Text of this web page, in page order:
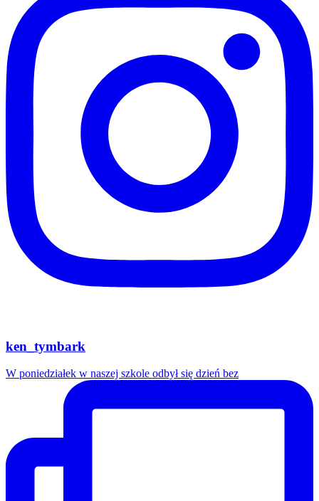
ken_tymbark
W poniedziałek w naszej szkole odbył się dzień bez